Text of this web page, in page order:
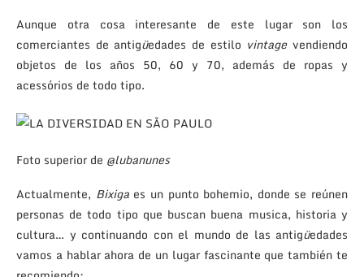
Aunque otra cosa interesante de este lugar son los
comerciantes de antigüedades de estilo vintagevendiendo
objetos de los años 50, 60 y 70, además de ropas y
acessórios de todo tipo.
Foto superior de @lubanunes
Actualmente, Bixiga es un punto bohemio, donde se reúnen
personas de todo tipo que buscan buena musica, historia y
cultura… y continuando con el mundo de las antigüedades
vamos a hablar ahora de un lugar fascinante que también te